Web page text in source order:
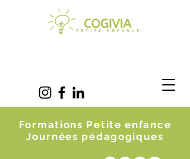
Formations Petite enfance
Journées pédagogiques